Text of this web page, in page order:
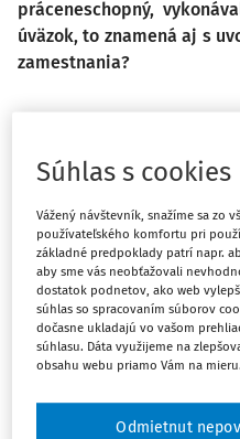
práceneschopný,
úväzok, to znamená aj s
zamestnania?
alebo ako zástupca
uvoľnenýzo
Právne postavenie
nároky upravuje zákon č.
v z. n. p. (ďalej len "záko
Súhlas s cookies
Vážený návštevník, snažíme sa zo
používateľského komfortu pri
základné predpoklady patrí napr.
aby sme vás neobťažovali
dostatok podnetov, ako web
súhlas so spracovaním súborov
dočasne ukladajú vo vašom
súhlasu. Dáta využijeme na
obsahu webu priamo Vám na mieru.
Odmietnut